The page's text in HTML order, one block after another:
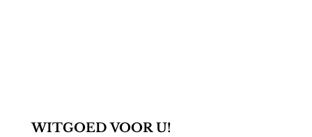
WITGOED VOOR U!